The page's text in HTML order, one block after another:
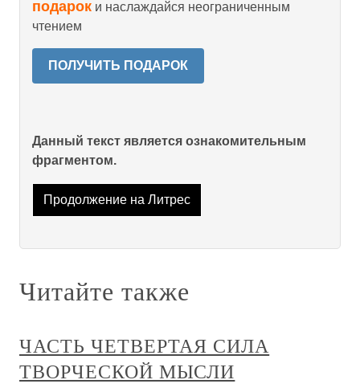
подарок и наслаждайся неограниченным
чтением
ПОЛУЧИТЬ ПОДАРОК
Данный текст является ознакомительным
фрагментом.
Продолжение на Литрес
Читайте также
ЧАСТЬ ЧЕТВЕРТАЯ СИЛА
ТВОРЧЕСКОЙ МЫСЛИ